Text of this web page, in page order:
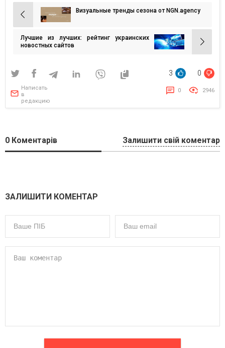
Навигация
по
записям
Визуальные тренды сезона от NGN.agency
Лучшие из лучших: рейтинг украинских
новостных сайтов
3 0
Написать
в
редакцию
0 2946
0 Коментарів Залишити свій коментар
ЗАЛИШИТИ КОМЕНТАР